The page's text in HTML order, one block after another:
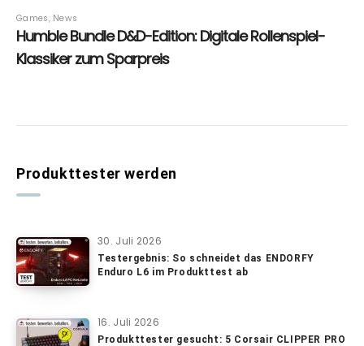
Produkttester werden
30. Juli 2026
Testergebnis: So schneidet das ENDORFY
Enduro L6 im Produkttest ab
16. Juli 2026
Produkttester gesucht: 5 Corsair CLIPPER PRO